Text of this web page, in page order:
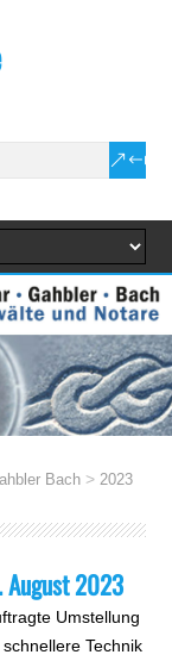
Bach > 2023
August 2023
Umstellung
Technik